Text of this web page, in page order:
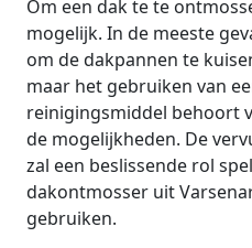
Om een dak te te
mogelijk. In de meeste
om de dakpannen te
maar het gebruiken van
reinigingsmiddel behoort
de mogelijkheden. De
zal een beslissende rol
dakontmosser uit
gebruiken.